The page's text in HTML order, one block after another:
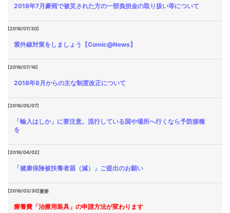
2018年7月豪雨で被災された方の一部負担金の取り扱い等について
[2018/07/30]
紫外線対策をしましょう【Comic@News】
[2018/07/18]
2018年8月からの主な制度改正について
[2018/05/07]
「輸入はしか」に要注意。流行している国や場所へ行くなら予防接種
を
[2018/04/02]
「健康保険被扶養者届（減）」ご提出のお願い
[2018/03/30]重要
療養費「治療用装具」の申請方法が変わります